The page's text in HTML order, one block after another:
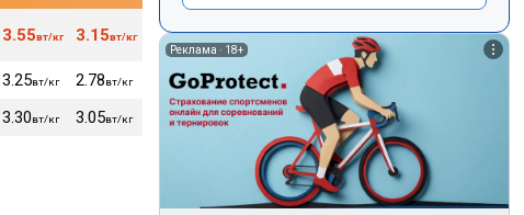
3.55вт/кг 3.15вт/кг 2.86вт/кг 2.78вт/кг 2.70вт/кг 60кг
3.25вт/кг 2.78вт/кг 2.65вт/кг 2.57вт/кг 2.49 вт/кг
3.30вт/кг 3.05вт/кг 2.96вт/кг 2.86 2.76 вт/кг 60
Реклама · 18+